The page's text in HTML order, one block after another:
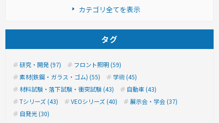
カテゴリ全てを表示
タグ
研究・開発 (97)
フロント照明 (59)
素材(鉄鋼・ガラス・ゴム) (55)
学術 (45)
材料試験・落下試験・衝突試験 (43)
自動車 (43)
Tシリーズ (43)
VEOシリーズ (40)
展示会・学会 (37)
自発光 (30)